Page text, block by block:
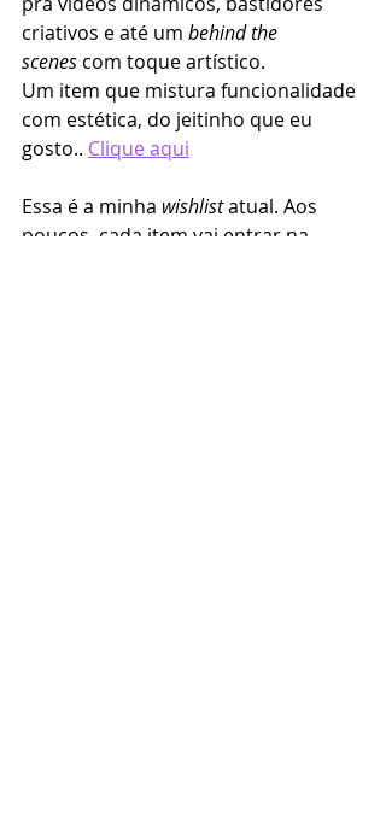
criativos e até um behind the
scenes com toque artístico.
Um item que mistura funcionalidade
com estética, do jeitinho que eu
gosto.. Clique aqui
Essa é a minha wishlist atual. Aos
poucos, cada item vai entrar na